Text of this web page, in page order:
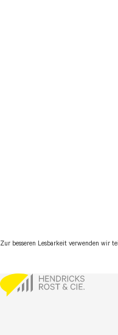
Zur besseren Lesbarkeit verwenden wir